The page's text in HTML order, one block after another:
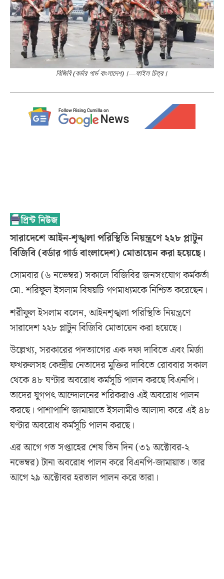
বিজিবি (বর্ডার গার্ড বাংলাদেশ)।—ফাইল চিত্র।
সারাদেশে আইন-শৃঙ্খলা পরিস্থিতি নিয়ন্ত্রণে ২২৮ প্লাটুন
বিজিবি (বর্ডার গার্ড বাংলাদেশ) মোতায়েন করা হয়েছে।
সোমবার (৬ নভেম্বর) সকালে বিজিবির জনসংযোগ কর্মকর্তা
মো. শরিফুল ইসলাম বিষয়টি গণমাধ্যমকে নিশ্চিত করেছেন।
শরীফুল ইসলাম বলেন, আইনশৃঙ্খলা পরিস্থিতি নিয়ন্ত্রণে
সারাদেশ ২২৮ প্লাটুন বিজিবি মোতায়েন করা হয়েছে।
উল্লেখ্য, সরকারের পদত্যাগের এক দফা দাবিতে এবং মির্জা
ফখরুলসহ কেন্দ্রীয় নেতাদের মুক্তির দাবিতে রোববার সকাল
থেকে ৪৮ ঘণ্টার অবরোধ কর্মসূচি পালন করছে বিএনপি।
তাদের যুগপৎ আন্দোলনের শরিকরাও এই অবরোধ পালন
করছে। পাশাপাশি জামায়াতে ইসলামীও আলাদা করে এই ৪৮
ঘণ্টার অবরোধ কর্মসূচি পালন করছে।
এর আগে গত সপ্তাহের শেষ তিন দিন (৩১ অক্টোবর-২
নভেম্বর) টানা অবরোধ পালন করে বিএনপি-জামায়াত। তার
আগে ২৯ অক্টোবর হরতাল পালন করে তারা।